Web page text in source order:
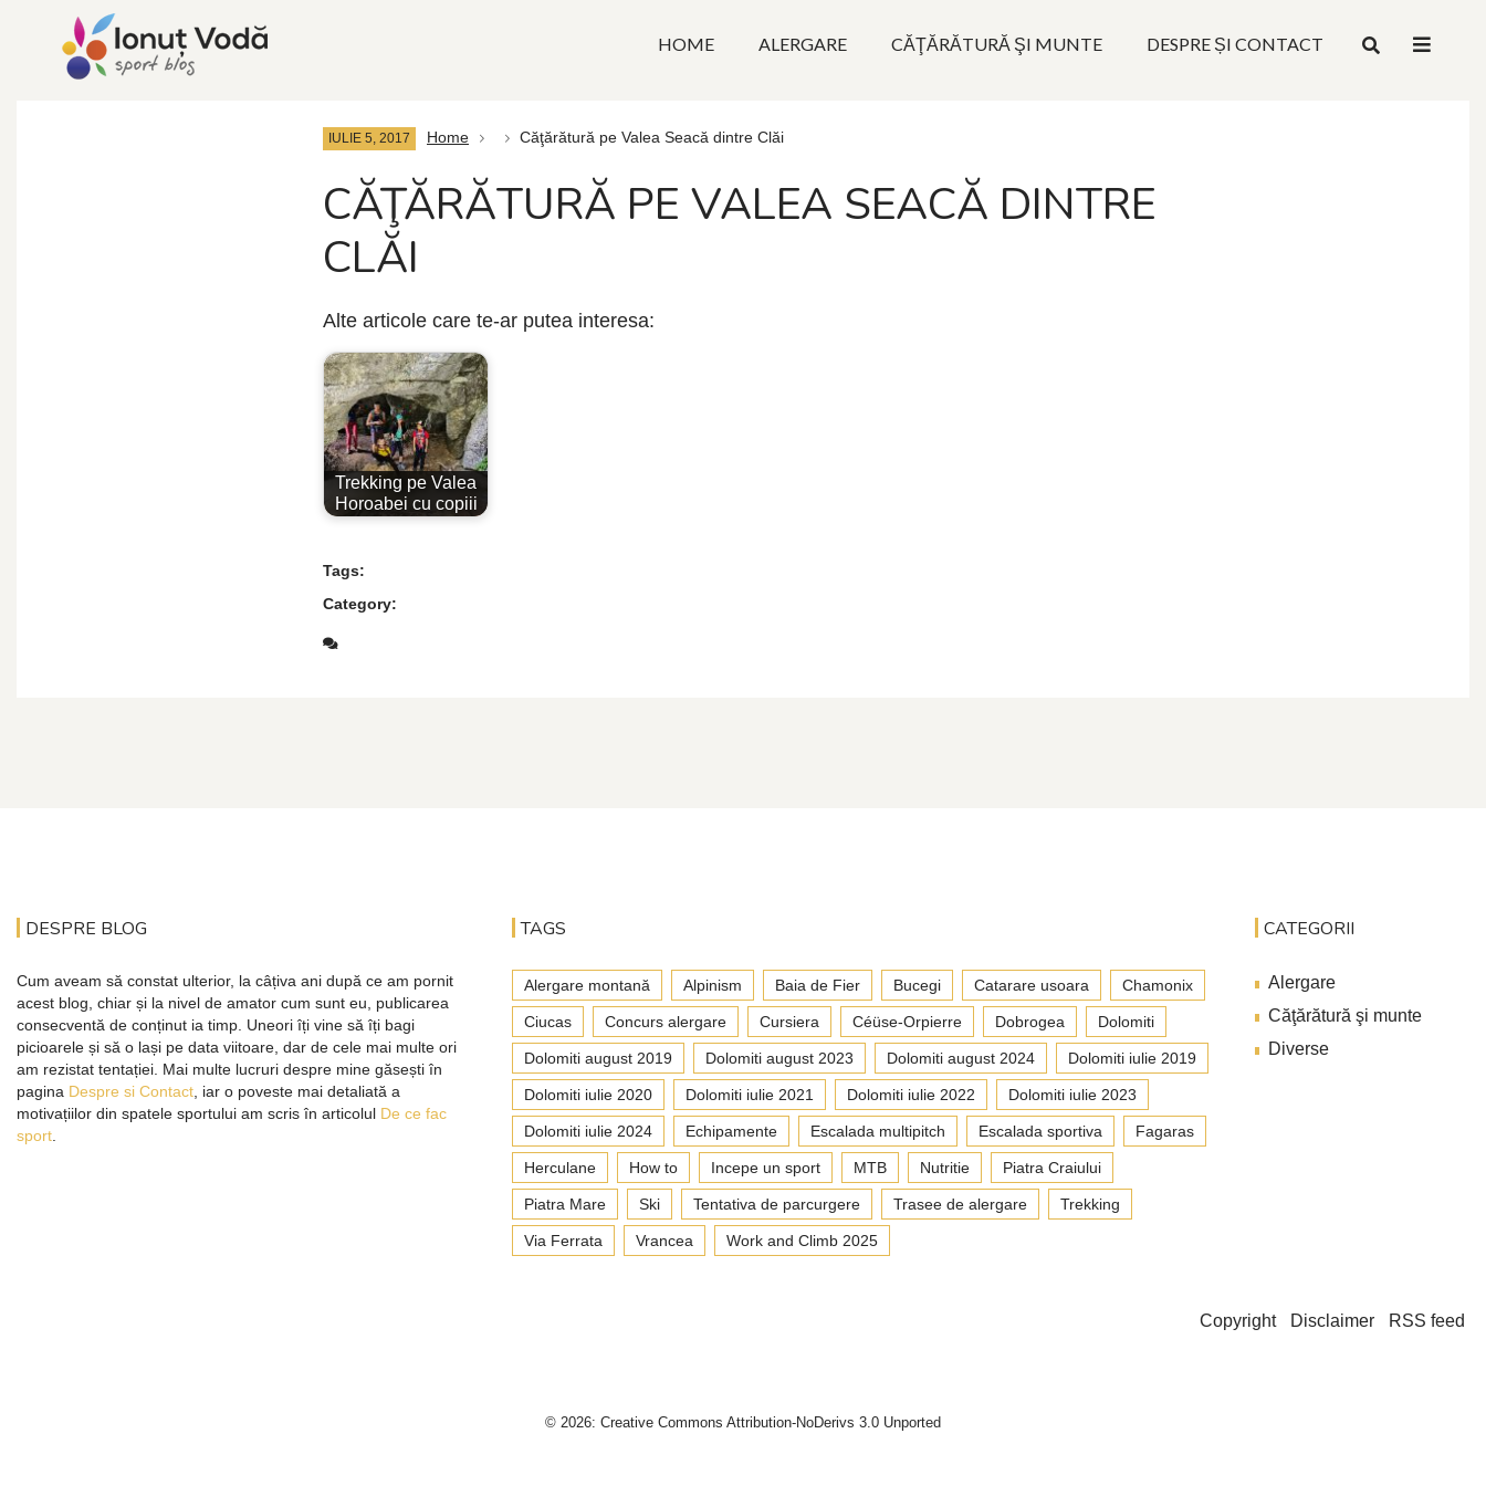
HOME ALERGARE CĂŢĂRĂTURĂ ŞI MUNTE DESPRE ȘI CONTACT
IULIE 5, 2017 Home Căţărătură pe Valea Seacă dintre Clăi
CĂŢĂRĂTURĂ PE VALEA SEACĂ DINTRE
CLĂI
Alte articole care te-ar putea interesa:
Trekking pe Valea
Horoabei cu copiii
Tags:
Category:
DESPRE BLOG
Cum aveam să constat ulterior, la câțiva ani după ce am pornit
acest blog, chiar și la nivel de amator cum sunt eu, publicarea
consecventă de conținut ia timp. Uneori îți vine să îți bagi
picioarele și să o lași pe data viitoare, dar de cele mai multe ori
am rezistat tentației. Mai multe lucruri despre mine găsești în
pagina Despre si Contact , iar o poveste mai detaliată a
motivațiilor din spatele sportului am scris în articolul De ce fac
sport
TAGS
Alergare montană Alpinism Baia de Fier Bucegi Catarare usoara Chamonix
Ciucas Concurs alergare Cursiera Céüse-Orpierre Dobrogea Dolomiti
Dolomiti august 2019 Dolomiti august 2023 Dolomiti august 2024 Dolomiti iulie 2019
Dolomiti iulie 2020 Dolomiti iulie 2021 Dolomiti iulie 2022 Dolomiti iulie 2023
Dolomiti iulie 2024 Echipamente Escalada multipitch Escalada sportiva Fagaras
Herculane How to Incepe un sport MTB Nutritie Piatra Craiului
Piatra Mare Ski Tentativa de parcurgere Trasee de alergare Trekking
Via Ferrata Vrancea Work and Climb 2025
CATEGORII
Alergare
Căţărătură şi munte
Diverse
Copyright Disclaimer RSS feed
© 2026: Creative Commons Attribution-NoDerivs 3.0 Unported